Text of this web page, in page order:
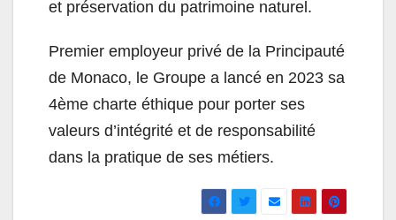
et préservation du patrimoine naturel.
Premier employeur privé de la Principauté
de Monaco, le Groupe a lancé en 2023 sa
4ème charte éthique pour porter ses
valeurs d’intégrité et de responsabilité
dans la pratique de ses métiers.